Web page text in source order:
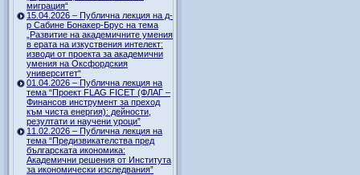
миграция“
15.04.2026 – Публична лекция на д-
р Сабине Бонакер-Брус на тема
„Развитие на академичните умения
в ерата на изкуствения интелект:
изводи от проекта за академични
умения на Оксфордския
университет“
01.04.2026 – Публична лекция на
тема “Проект FLAG FICET (ФЛАГ –
Финансов инструмент за преход
към чиста енергия): дейности,
резултати и научени уроци”
11.02.2026 – Публична лекция на
тема “Предизвикателства пред
българската икономика:
Академични решения от Института
за икономически изследвания”